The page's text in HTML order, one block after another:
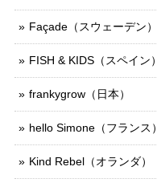
Façade（スウェーデン）
FISH & KIDS（スペイン）
frankygrow（日本）
hello Simone（フランス）
Kind Rebel（オランダ）